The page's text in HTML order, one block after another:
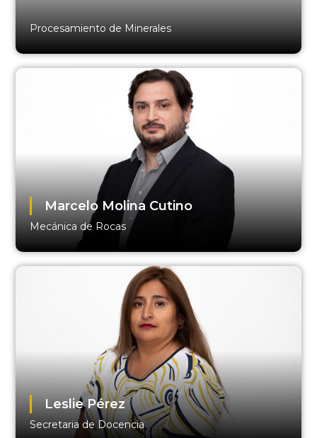
Procesamiento de Minerales
Marcelo Molina Cutino
Mecánica de Rocas
Leslie Pérez
Secretaria de Docencia